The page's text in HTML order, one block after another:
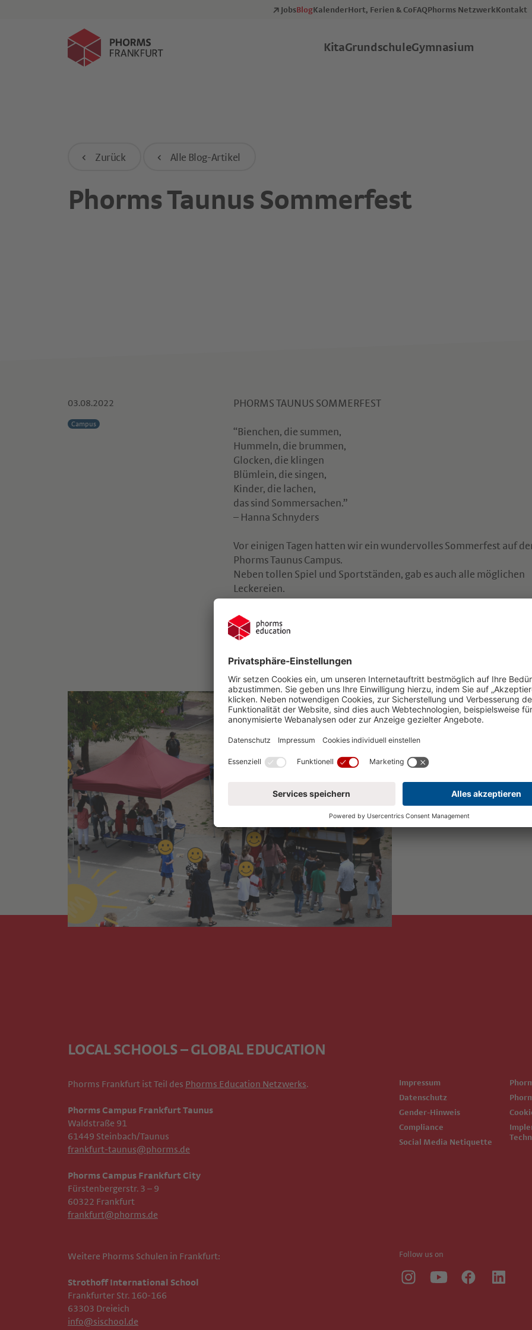
Jobs Blog Kalender Hort, Ferien & Co FAQ Phorms Netzwerk Kontakt
Kita Grundschule Gymnasium
Kind anmelden
Zurück Alle Blog-Artikel
Phorms Taunus Sommerfest
03.08.2022
Campus
PHORMS TAUNUS SOMMERFEST
“Bienchen, die summen,
Hummeln, die brummen,
Glocken, die klingen
Blümlein, die singen,
Kinder, die lachen,
das sind Sommersachen.”
– Hanna Schnyders
Vor einigen Tagen hatten wir ein wundervolles Sommerfest auf
Phorms Taunus Campus.
Neben tollen Spiel und Sportständen, gab es auch alle möglichen
Leckereien.
Wir danken allen Schülern und Lehrern, sowie Eltern.
Durch das wunderbare Mitwirken aller konnte ein schönes Fest
LOCAL SCHOOLS – GLOBAL EDUCATION
Phorms Frankfurt ist Teil des Phorms Education Netzwerks.
Phorms Campus Frankfurt Taunus
Waldstraße 91
61449 Steinbach/Taunus
frankfurt-taunus@phorms.de
Phorms Campus Frankfurt City
Fürstenbergerstr. 3 – 9
60322 Frankfurt
frankfurt@phorms.de
Impressum
Datenschutz
Gender-Hinweis
Compliance
Social Media Netiquette
Implementierte
Weitere Phorms Schulen in Frankfurt:
Strothoff International School ​​​​​​
Frankfurter Str. 160-166
63303 Dreieich
info@sischool.de
Follow us on